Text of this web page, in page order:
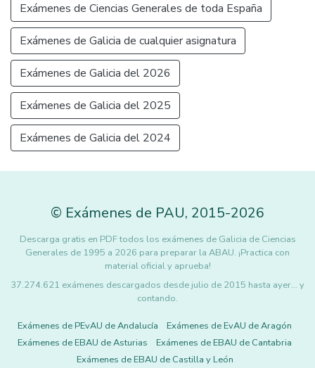
Exámenes de Ciencias Generales de toda España
Exámenes de Galicia de cualquier asignatura
Exámenes de Galicia del 2026
Exámenes de Galicia del 2025
Exámenes de Galicia del 2024
© Exámenes de PAU, 2015-2026
Descarga gratis en PDF todos los exámenes de Galicia de Ciencias
Generales de 1995 a 2026 para preparar la ABAU. ¡Practica con
material oficial y aprueba!
37.274.621 exámenes descargados desde julio de 2015 hasta ayer... y
contando.
Exámenes de PEvAU de Andalucía
Exámenes de EvAU de Aragón
Exámenes de EBAU de Asturias
Exámenes de EBAU de Cantabria
Exámenes de EBAU de Castilla y León